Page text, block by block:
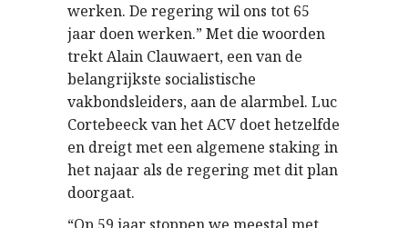
werken. De regering wil ons tot 65
jaar doen werken.” Met die woorden
trekt Alain Clauwaert, een van de
belangrijkste socialistische
vakbondsleiders, aan de alarmbel. Luc
Cortebeeck van het ACV doet hetzelfde
en dreigt met een algemene staking in
het najaar als de regering met dit plan
doorgaat.